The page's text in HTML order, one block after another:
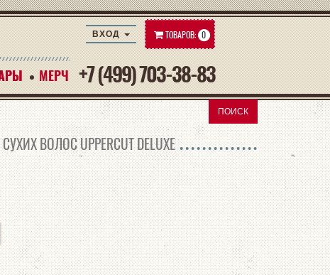
МЕРЧ
ВХОД ТОВАРОВ: 0
+7 (499) 703-38-83
ПОИСК
ВОЛОС UPPERCUT DELUXE